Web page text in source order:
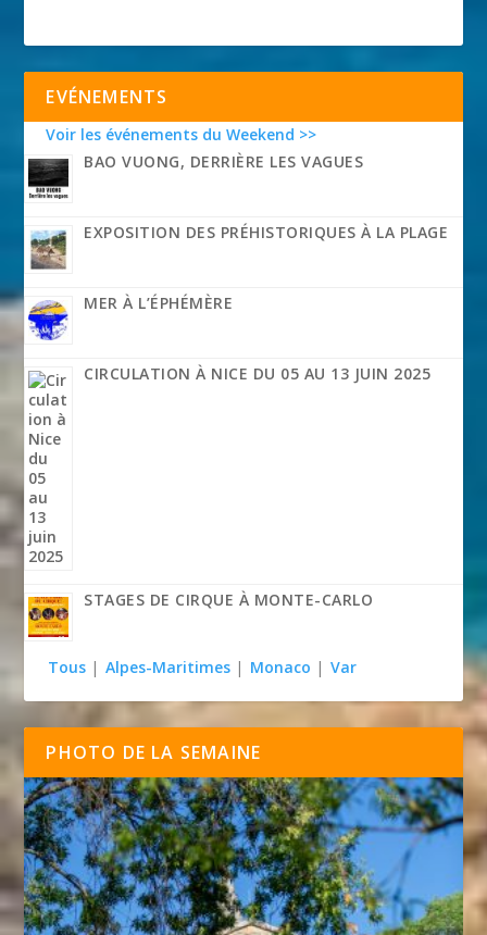
EVÉNEMENTS
Voir les événements du Weekend >>
BAO VUONG, DERRIÈRE LES VAGUES
EXPOSITION DES PRÉHISTORIQUES À LA PLAGE
MER À L’ÉPHÉMÈRE
CIRCULATION À NICE DU 05 AU 13 JUIN 2025
STAGES DE CIRQUE À MONTE-CARLO
Tous | Alpes-Maritimes | Monaco | Var
PHOTO DE LA SEMAINE